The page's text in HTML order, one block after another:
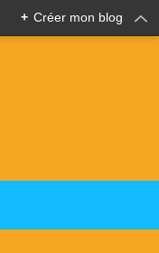
+ Créer mon blog